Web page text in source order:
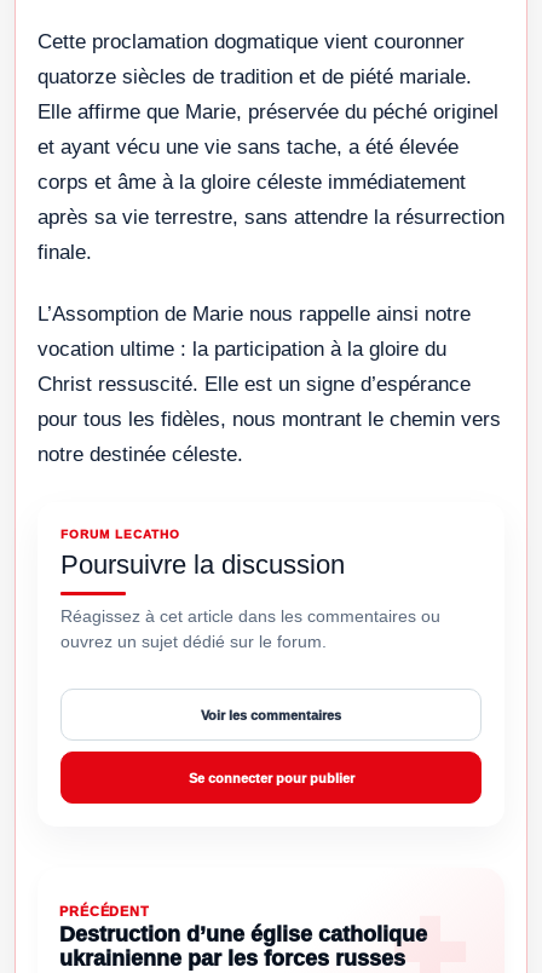
Cette proclamation dogmatique vient couronner
quatorze siècles de tradition et de piété mariale.
Elle affirme que Marie, préservée du péché originel
et ayant vécu une vie sans tache, a été élevée
corps et âme à la gloire céleste immédiatement
après sa vie terrestre, sans attendre la résurrection
finale.
L’Assomption de Marie nous rappelle ainsi notre
vocation ultime : la participation à la gloire du
Christ ressuscité. Elle est un signe d’espérance
pour tous les fidèles, nous montrant le chemin vers
notre destinée céleste.
FORUM LECATHO
Poursuivre la discussion
Réagissez à cet article dans les commentaires ou
ouvrez un sujet dédié sur le forum.
Voir les commentaires
Se connecter pour publier
PRÉCÉDENT
Destruction d’une église catholique
ukrainienne par les forces russes